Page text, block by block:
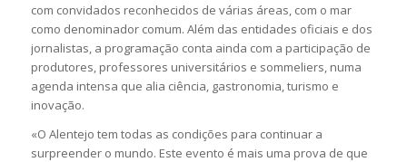
com convidados reconhecidos de várias áreas, com o mar
como denominador comum. Além das entidades oficiais e dos
jornalistas, a programação conta ainda com a participação de
produtores, professores universitários e sommeliers, numa
agenda intensa que alia ciência, gastronomia, turismo e
inovação.
«O Alentejo tem todas as condições para continuar a
surpreender o mundo. Este evento é mais uma prova de que